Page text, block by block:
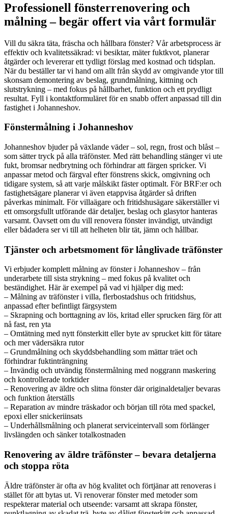
Professionell fönsterrenovering och
målning – begär offert via vårt formulär
Vill du säkra täta, fräscha och hållbara fönster? Vår arbetsprocess är
effektiv och kvalitetssäkrad: vi besiktar, mäter fuktkvot, planerar
åtgärder och levererar ett tydligt förslag med kostnad och tidsplan.
När du beställer tar vi hand om allt från skydd av omgivande ytor till
skonsam demontering av beslag, grundmålning, kittning och
slutstrykning – med fokus på hållbarhet, funktion och ett prydligt
resultat. Fyll i kontaktformuläret för en snabb offert anpassad till din
fastighet i Johanneshov.
Fönstermålning i Johanneshov
Johanneshov bjuder på växlande väder – sol, regn, frost och blåst –
som sätter tryck på alla träfönster. Med rätt behandling stänger vi ute
fukt, bromsar nedbrytning och förhindrar att färgen spricker. Vi
anpassar metod och färgval efter fönstrens skick, omgivning och
tidigare system, så att varje målskikt fäster optimalt. För BRF:er och
fastighetsägare planerar vi även etappvisa åtgärder så driften
påverkas minimalt. För villaägare och fritidshusägare säkerställer vi
ett omsorgsfullt utförande där detaljer, beslag och glasytor hanteras
varsamt. Oavsett om du vill renovera fönster invändigt, utvändigt
eller bådadera ser vi till att helheten blir tät, jämn och hållbar.
Tjänster och arbetsmoment för långlivade träfönster
Vi erbjuder komplett målning av fönster i Johanneshov – från
underarbete till sista strykning – med fokus på kvalitet och
beständighet. Här är exempel på vad vi hjälper dig med:
– Målning av träfönster i villa, flerbostadshus och fritidshus,
anpassad efter befintligt färgsystem
– Skrapning och borttagning av lös, kritad eller sprucken färg för att
nå fast, ren yta
– Omtätning med nytt fönsterkitt eller byte av sprucket kitt för tätare
och mer vädersäkra rutor
– Grundmålning och skyddsbehandling som mättar träet och
förhindrar fuktinträngning
– Invändig och utvändig fönstermålning med noggrann maskering
och kontrollerade torktider
– Renovering av äldre och slitna fönster där originaldetaljer bevaras
och funktion återställs
– Reparation av mindre träskador och början till röta med spackel,
epoxi eller snickeriinsats
– Underhållsmålning och planerat serviceintervall som förlänger
livslängden och sänker totalkostnaden
Renovering av äldre träfönster – bevara detaljerna
och stoppa röta
Äldre träfönster är ofta av hög kvalitet och förtjänar att renoveras i
stället för att bytas ut. Vi renoverar fönster med metoder som
respekterar material och utseende: varsamt att skrapa fönster,